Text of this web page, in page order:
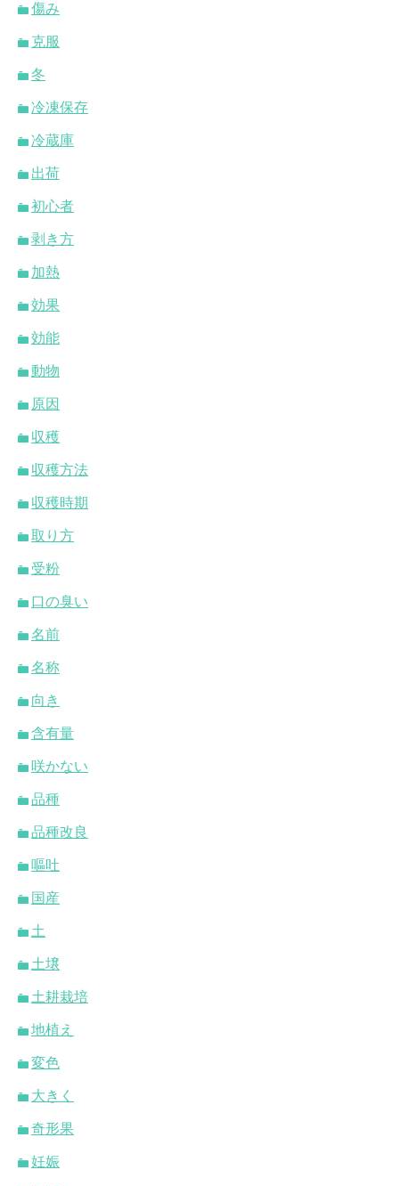
傷み
克服
冬
冷凍保存
冷蔵庫
出荷
初心者
剥き方
加熱
効果
効能
動物
原因
収穫
収穫方法
収穫時期
取り方
受粉
口の臭い
名前
名称
向き
含有量
咲かない
品種
品種改良
嘔吐
国産
土
土壌
土耕栽培
地植え
変色
大きく
奇形果
妊娠